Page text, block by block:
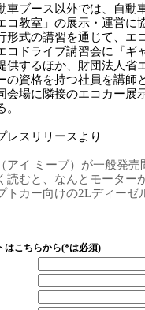
車ブース以外では、自動
コ教室」の展示・運営に
形式の講習を通じて、エ
コドライブ講習会に『ギ
供するほか、財団法人省
の資格を持つ社員を講師
会場に隣接のエコカー
レスリリースより
アイ ミーブ）が一般発
読むと、なんとモーター
トカー向けの2Lディー